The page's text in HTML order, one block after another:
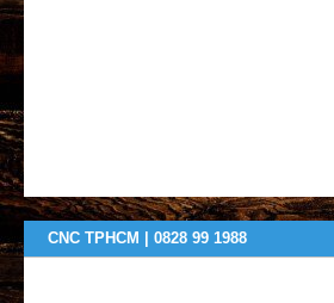
CNC TPHCM | 0828 99 1988